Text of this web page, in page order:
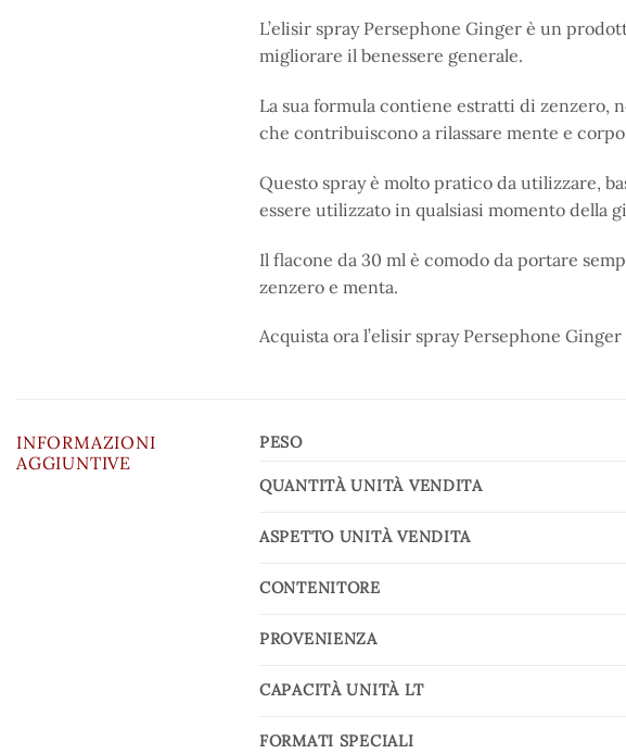
L’elisir spray Persephone Ginger è un
migliorare il benessere generale.
La sua formula contiene estratti di zenzero,
che contribuiscono a rilassare mente e
Questo spray è molto pratico da utilizzare,
essere utilizzato in qualsiasi momento della
Il flacone da 30 ml è comodo da portare
zenzero e menta.
Acquista ora l’elisir spray Persephone
INFORMAZIONI
AGGIUNTIVE
PESO
QUANTITÀ UNITÀ VENDITA
ASPETTO UNITÀ VENDITA
CONTENITORE
PROVENIENZA
CAPACITÀ UNITÀ LT
FORMATI SPECIALI